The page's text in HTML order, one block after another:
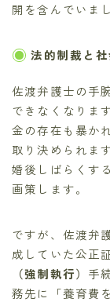
開を含んでいま
法的制裁と
佐渡弁護士の手
できなくなりま
金の存在も暴か
取り決められま
婚後しばらくす
画策します。
ですが、佐渡弁
成していた公正
（強制執行） 手
務先に「養育費